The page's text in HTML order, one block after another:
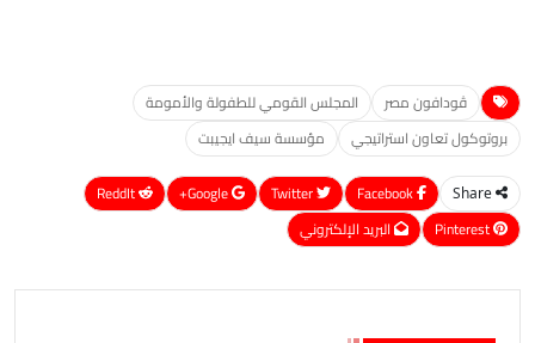
ڤودافون مصر
المجلس القومي للطفولة والأمومة
بروتوكول تعاون استراتيجي
مؤسسة سيف ايجيبت
Share
Google+
ReddIt
Pinterest
البريد الإلكتروني